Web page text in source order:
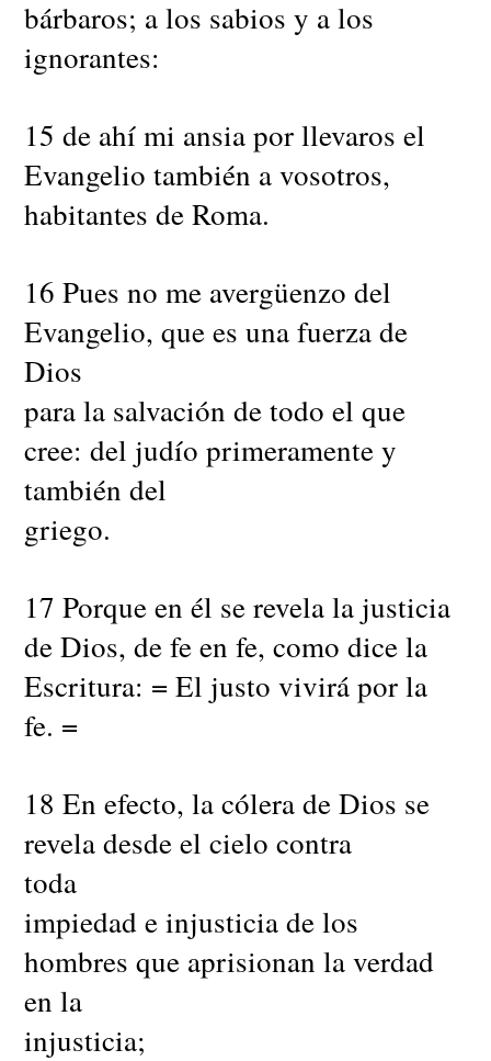
bárbaros; a los sabios y a los
ignorantes:
15 de ahí mi ansia por llevaros el
Evangelio también a vosotros,
habitantes de Roma.
16 Pues no me avergüenzo del
Evangelio, que es una fuerza de
Dios
para la salvación de todo el que
cree: del judío primeramente y
también del
griego.
17 Porque en él se revela la justicia
de Dios, de fe en fe, como dice la
Escritura: = El justo vivirá por la
fe. =
18 En efecto, la cólera de Dios se
revela desde el cielo contra
toda
impiedad e injusticia de los
hombres que aprisionan la verdad
en la
injusticia;